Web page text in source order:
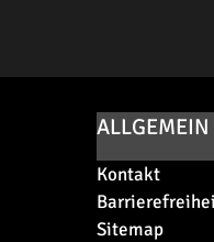
ALLGEMEIN
Kontakt
Sitemap